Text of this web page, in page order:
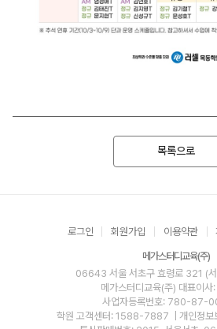
목록으로
로그인 회원가입 이용약관
메가스터디교육(주)
06643 서울 서초구 효령로 321 (서
메가스터디교육(주) 대표이사:
사업자등록번호: 780-87-
학원 고객센터: 1588-7887
| 개인정